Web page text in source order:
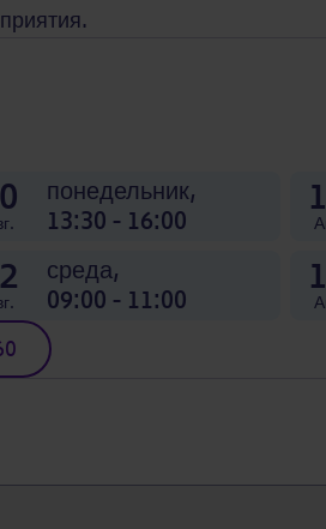
понедельник,
13:30 - 16:00
среда,
09:00 - 11:00